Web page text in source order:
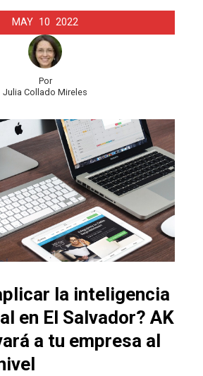
MAY 10 2022
Por
Julia Collado Mireles
la inteligencia
en El Salvador? AK
a tu empresa al